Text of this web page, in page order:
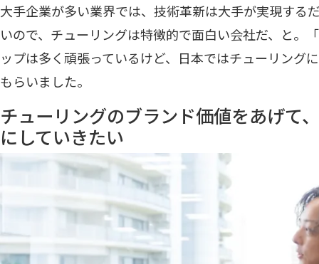
大手企業が多い業界では、技術革新は大手が実現する
いので、チューリングは特徴的で面白い会社だ、と。
ップは多く頑張っているけど、日本ではチューリング
もらいました。
チューリングのブランド価値をあげて
にしていきたい